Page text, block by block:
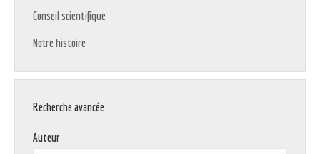
Conseil scientifique
Notre histoire
Recherche avancée
Auteur